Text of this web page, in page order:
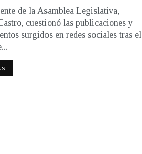
de la Asamblea Legislativa,
cuestionó las publicaciones y
surgidos en redes sociales tras el